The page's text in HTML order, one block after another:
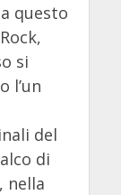
questo
si
l’un
del
di
nella